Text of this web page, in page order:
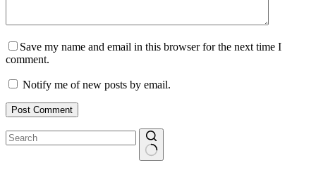
Save my name and email in this browser for the next time I
comment.
Notify me of new posts by email.
Post Comment